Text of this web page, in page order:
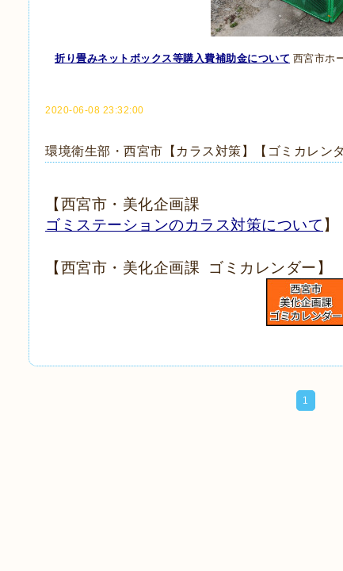
折り畳みネットボックス等購入費補助金について 西宮市ホ
2020-06-08 23:32:00
環境衛生部・西宮市【カラス対策】【ゴミカレンダ
【西宮市・美化企画課
ゴミステーションのカラス対策について 】
【西宮市・美化企画課 ゴミカレンダー】
1